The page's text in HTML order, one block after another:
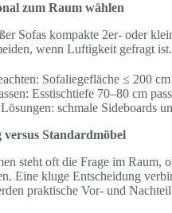
zum Raum wählen
Sofas kompakte 2er- oder
wenn Luftigkeit gefragt ist.
Sofaliegefläche ≤ 200
Esstischtiefe 70–80 cm
schmale Sideboards
Standardmöbel
steht oft die Frage im Raum,
Eine kluge Entscheidung
praktische Vor- und